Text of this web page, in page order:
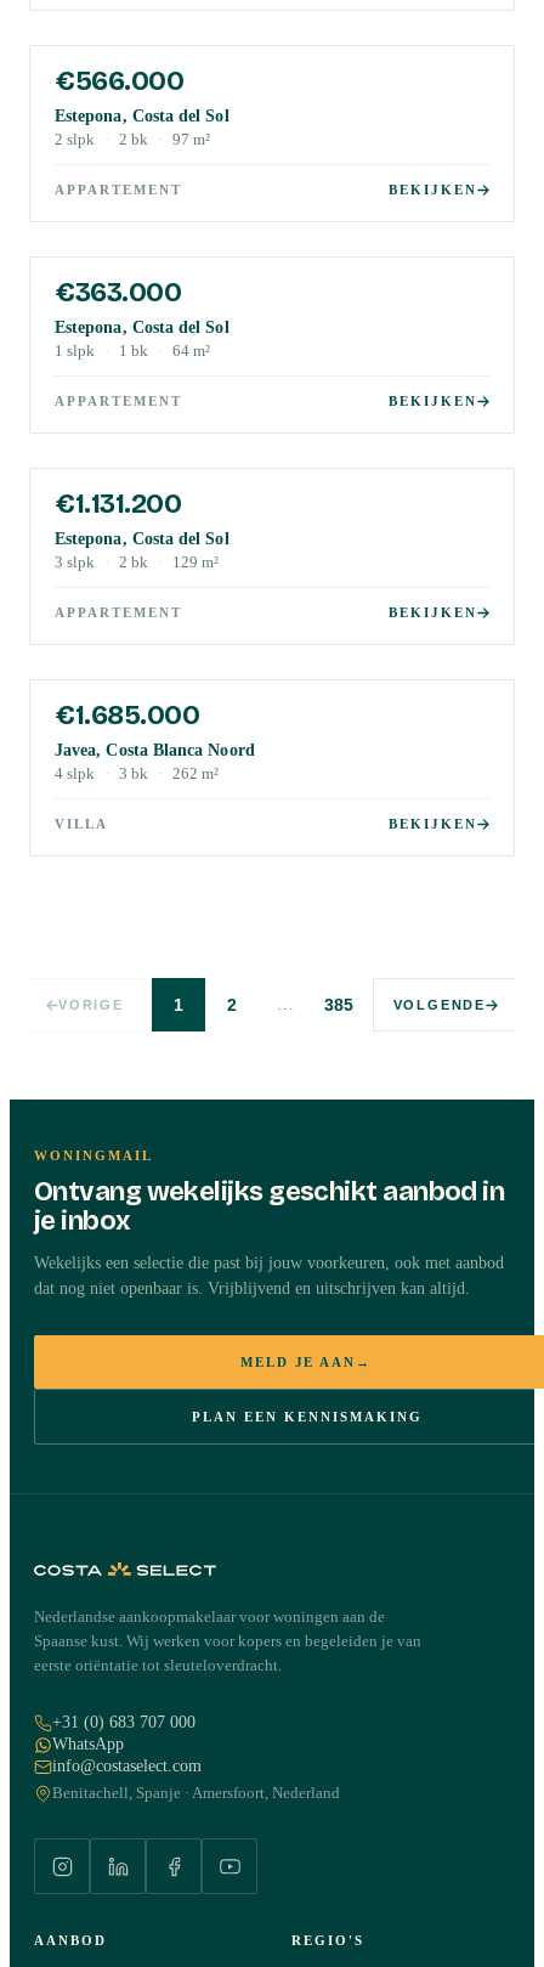
€566.000
Estepona, Costa del Sol
2 slpk · 2 bk · 97 m²
APPARTEMENT BEKIJKEN
€363.000
Estepona, Costa del Sol
1 slpk · 1 bk · 64 m²
APPARTEMENT BEKIJKEN
€1.131.200
Estepona, Costa del Sol
3 slpk · 2 bk · 129 m²
APPARTEMENT BEKIJKEN
€1.685.000
Javea, Costa Blanca Noord
4 slpk · 3 bk · 262 m²
VILLA BEKIJKEN
VORIGE 1 2 … 385 VOLGENDE
WONINGMAIL
Ontvang wekelijks geschikt aanbod in
je inbox
Wekelijks een selectie die past bij jouw voorkeuren, ook met aanbod
dat nog niet openbaar is. Vrijblijvend en uitschrijven kan altijd.
MELD JE AAN →
PLAN EEN KENNISMAKING
Nederlandse aankoopmakelaar voor woningen aan de
Spaanse kust. Wij werken voor kopers en begeleiden je van
eerste oriëntatie tot sleuteloverdracht.
+31 (0) 683 707 000
WhatsApp
info@costaselect.com
Benitachell, Spanje · Amersfoort, Nederland
AANBOD REGIO'S